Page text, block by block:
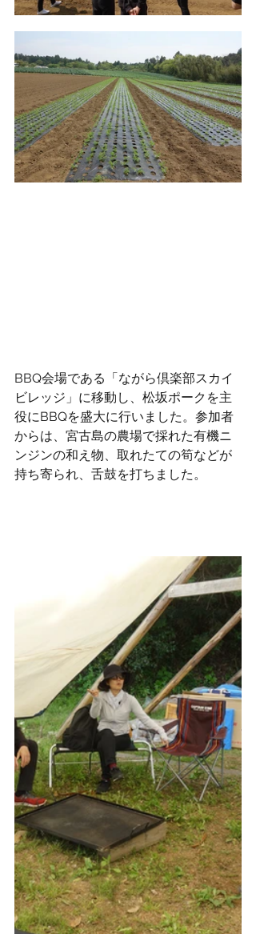
BBQ会場である「ながら倶楽部スカイ
ビレッジ」に移動し、松坂ポークを主
役にBBQを盛大に行いました。参加者
からは、宮古島の農場で採れた有機ニ
ンジンの和え物、取れたての筍などが
持ち寄られ、舌鼓を打ちました。